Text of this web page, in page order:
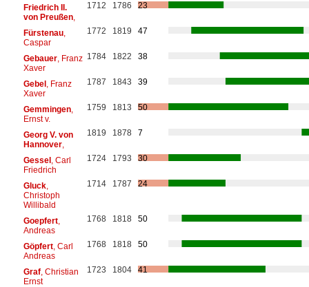
Friedrich II.
von Preußen,
1712 1786 23
Fürstenau,
Caspar
1772 1819 47
Gebauer, Franz
Xaver
1784 1822 38
Gebel, Franz
Xaver
1787 1843 39
Gemmingen,
Ernst v.
1759 1813 50
Georg V. von
Hannover,
1819 1878 7
Gessel, Carl
Friedrich
1724 1793 30
Gluck,
Christoph
Willibald
1714 1787 24
Goepfert,
Andreas
1768 1818 50
Göpfert, Carl
Andreas
1768 1818 50
Graf, Christian
Ernst
1723 1804 41